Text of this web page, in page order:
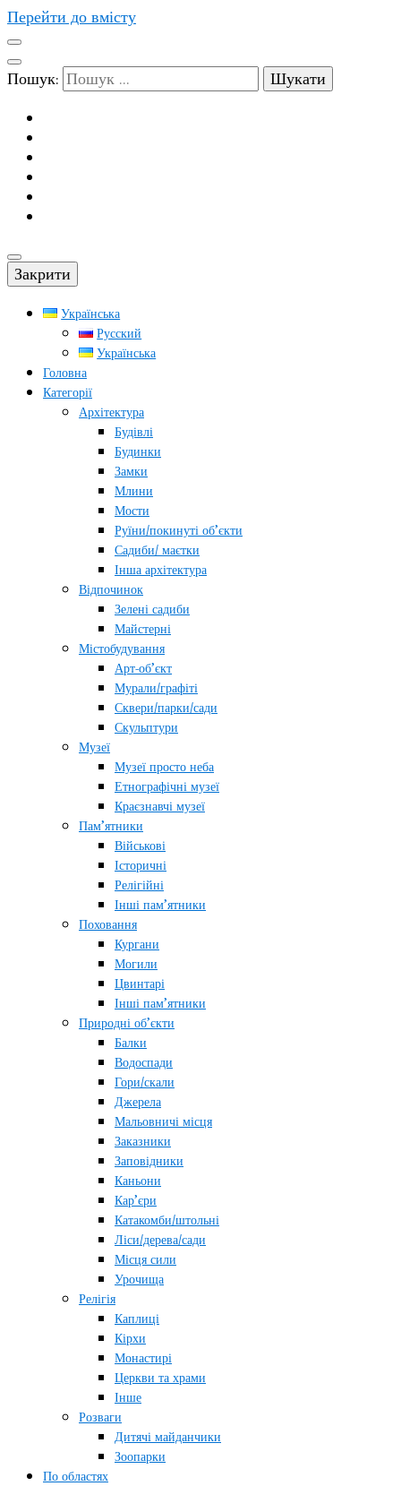
Перейти до вмісту
Пошук:
Закрити
Українська
Русский
Українська
Головна
Категорії
Архітектура
Будівлі
Будинки
Замки
Млини
Мости
Руїни/покинуті об’єкти
Садиби/ маєтки
Інша архітектура
Відпочинок
Зелені садиби
Майстерні
Містобудування
Арт-об’єкт
Мурали/графіті
Сквери/парки/сади
Скульптури
Музеї
Музеї просто неба
Етнографічні музеї
Краєзнавчі музеї
Пам’ятники
Військові
Історичні
Релігійні
Інші пам’ятники
Поховання
Кургани
Могили
Цвинтарі
Інші пам’ятники
Природні об’єкти
Балки
Водоспади
Гори/скали
Джерела
Мальовничі місця
Заказники
Заповідники
Каньони
Кар’єри
Катакомби/штольні
Ліси/дерева/сади
Місця сили
Урочища
Релігія
Каплиці
Кірхи
Монастирі
Церкви та храми
Інше
Розваги
Дитячі майданчики
Зоопарки
По областях